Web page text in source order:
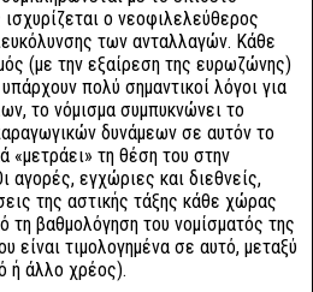
ο νεοφιλελεύθερος
των ανταλλαγών. Κάθε
(με την εξαίρεση της ευρωζώνης)
πολύ σημαντικοί λόγοι για
το νόμισμα συμπυκνώνει το
δυνάμεων σε αυτόν το
«μετράει» τη θέση του στην
αγορές, εγχώριες και διεθνείς,
της αστικής τάξης κάθε χώρας
τη βαθμολόγηση του νομίσματός της
είναι τιμολογημένα σε αυτό, μεταξύ
ή άλλο χρέος).